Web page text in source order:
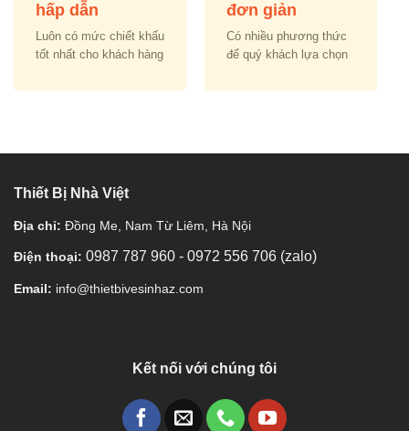
hấp dẫn
Luôn có mức chiết khấu
tốt nhất cho khách hàng
đơn giản
Có nhiều phương thức
để quý khách lựa chọn
Thiết Bị Nhà Việt
Địa chỉ: Đồng Me, Nam Từ Liêm, Hà Nội
Điện thoại: 0987 787 960 - 0972 556 706 (zalo)
Email: info@thietbivesinhaz.com
Kết nối với chúng tôi